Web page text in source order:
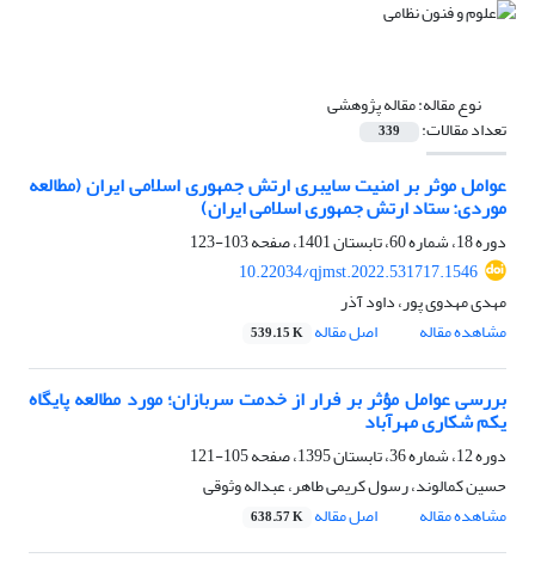
نوع مقاله:مقاله پژوهشی
تعداد مقالات: 339
عوامل موثر بر امنیت سایبری ارتش جمهوری اسلامی ایران (مطالعه
موردی: ستاد ارتش جمهوری اسلامی ایران)
دوره 18، شماره 60، تابستان 1401، صفحه
103-123
10.22034/qjmst.2022.531717.1546
مهدی مهدوی پور، داود آذر
مشاهده مقاله
اصل مقاله 539.15 K
بررسی عوامل مؤثر بر فرار از خدمت سربازان؛ مورد مطالعه پایگاه
یکم شکاری مهرآباد
دوره 12، شماره 36، تابستان 1395، صفحه
105-121
حسین کمالوند، رسول کریمی طاهر، عبداله وثوقی
مشاهده مقاله
اصل مقاله 638.57 K